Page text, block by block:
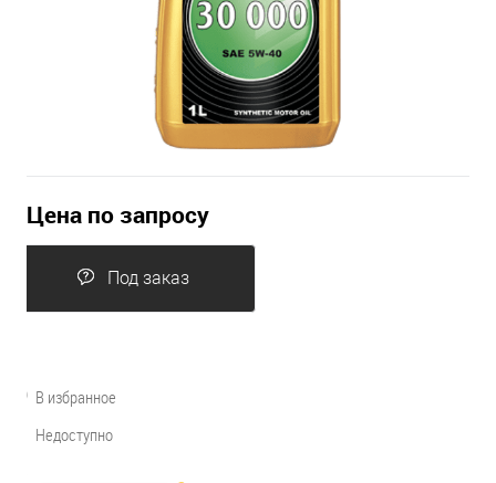
Цена по запросу
Под заказ
В избранное
Недоступно